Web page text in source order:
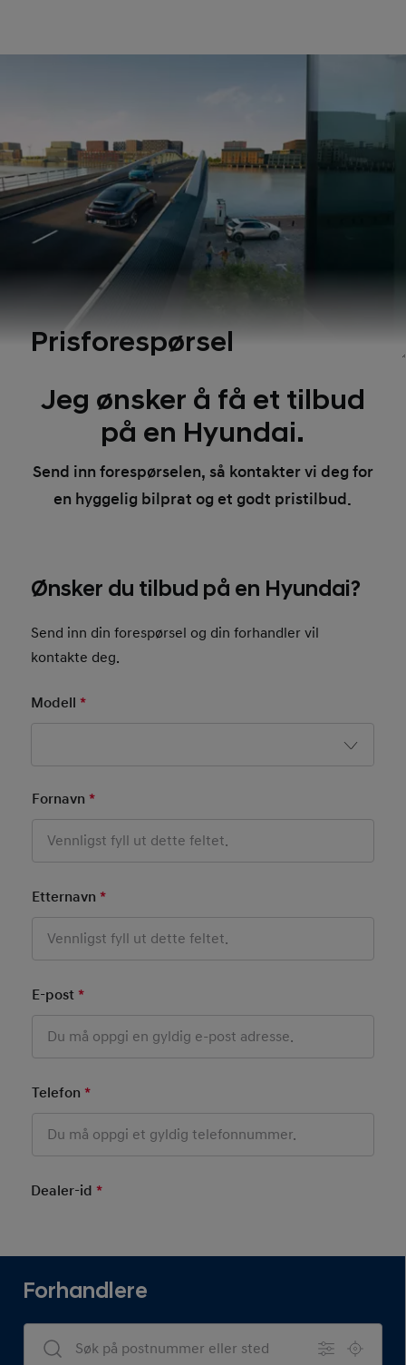
Prisforespørsel
Jeg ønsker å få et tilbud
på en Hyundai.
Send inn forespørselen, så kontakter vi deg for
en hyggelig bilprat og et godt pristilbud.
Ønsker du tilbud på en Hyundai?
Send inn din forespørsel og din forhandler vil
kontakte deg.
Basic User Info
Modell*
Fornavn *Mandatory Field
Etternavn *Mandatory Field
E-post *Mandatory Field
Telefon *Mandatory Field
Dealer-id*
Forhandlere
Dealers Search